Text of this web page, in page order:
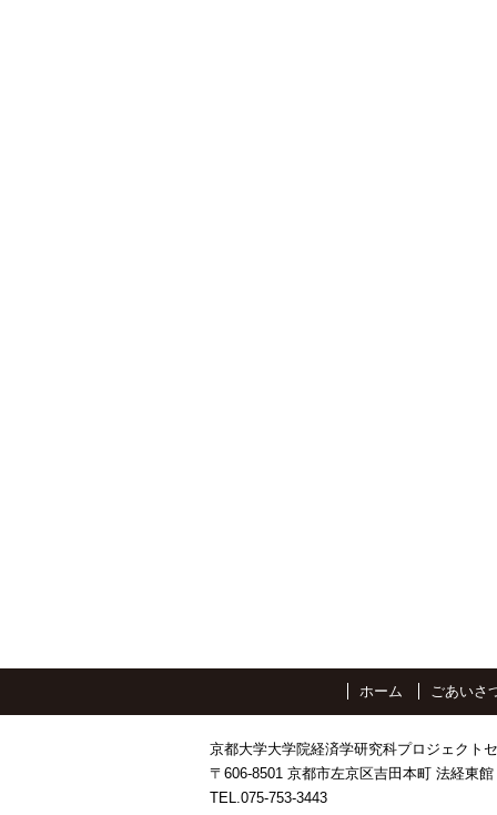
ホーム ごあいさ
京都大学大学院経済学研究科プロジェクト
〒606-8501 京都市左京区吉田本町 法経東館
TEL.075-753-3443